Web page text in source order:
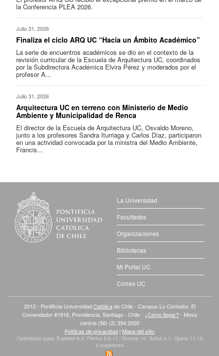
la Conferencia PLEA 2026.
Julio 31, 2026
Finaliza el ciclo ARQ UC “Hacia un Ámbito Académico”
La serie de encuentros académicos se dio en el contexto de la
revisión curricular de la Escuela de Arquitectura UC, coordinados
por la Subdirectora Académica Elvira Pérez y moderados por el
profesor A...
Julio 31, 2026
Arquitectura UC en terreno con Ministerio de Medio
Ambiente y Municipalidad de Renca
El director de la Escuela de Arquitectura UC, Osvaldo Moreno,
junto a los profesores Sandra Iturriaga y Carlos Díaz, participaron
en una actividad convocada por la ministra del Medio Ambiente,
Francis...
La Universidad
Facultades
Organizaciones
Bibliotecas
Mi Portal UC
Correo UC
2012 - Pontificia UniversidadCatólica de Chile - Campus Lo Contador. El
Comendador #1916, Providencia. Santiago - Chile - ¿Cómo llegar?- Mesa
central (56) (2) 354 2000
Políticas de privacidad | Mapa del sitio
Optimizado para: Explorer 8.0, Firefox 3.6.17, Chrome 10, Safari 4.1, Opera 11.10
ó superiores